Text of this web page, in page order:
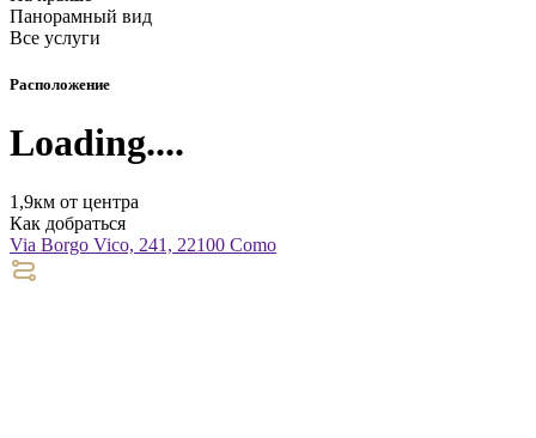
Панорамный вид
Все услуги
Расположение
Loading....
1,9км от центра
Как добраться
Via Borgo Vico, 241, 22100 Como